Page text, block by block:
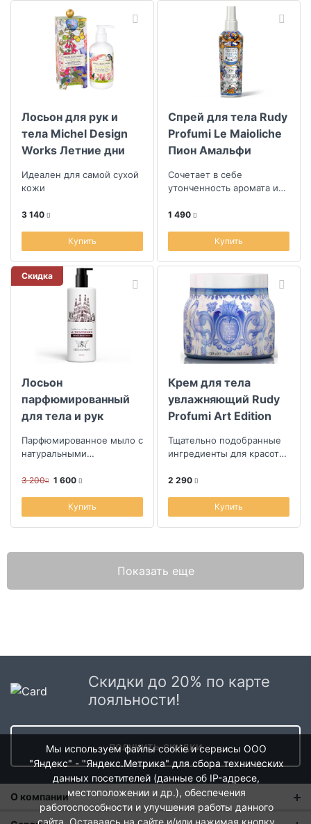
Лосьон для рук и
тела Michel Design
Works Летние дни
Идеален для самой сухой
кожи
3 140
Купить
Спрей для тела Rudy
Profumi Le Maioliche
Пион Амальфи
Сочетает в себе
утонченность аромата и
1 490
Купить
Скидка
Лосьон
парфюмированный
для тела и рук
World La Fruta
Парфюмированное мыло с
натуральными
питающими
3 200 1 600
Купить
Крем для тела
увлажняющий Rudy
Profumi Art Edition
Тщательно подобранные
ингредиенты для красоты
2 290
Купить
Показать еще
Скидки до 20% по карте
лояльности!
получить скидки
О компании
О нас
Мы используем файлы cookie и сервисы ООО
"Яндекс" - "Яндекс.Метрика" для сбора технических
данных посетителей (данные об IP-адресе,
местоположении и др.), обеспечения
работоспособности и улучшения работы данного
сайта. Оставаясь на сайте и/или нажимая кнопку